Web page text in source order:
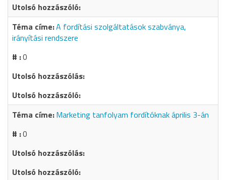
A fordítási szolgáltatások szabványa,
irányítási rendszere
0
Marketing tanfolyam fordítóknak április 3-án
0